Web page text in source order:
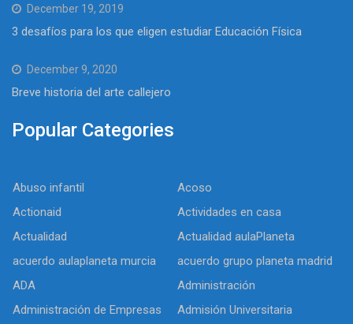
December 19, 2019
3 desafíos para los que eligen estudiar Educación Física
December 9, 2020
Breve historia del arte callejero
Popular Categories
Abuso infantil
Acoso
Actionaid
Actividades en casa
Actualidad
Actualidad aulaPlaneta
acuerdo aulaplaneta murcia
acuerdo grupo planeta madrid
ADA
Administración
Administración de Empresas
Admisión Universitaria